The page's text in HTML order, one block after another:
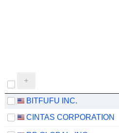
BITFUFU INC.
CINTAS CORPORATION